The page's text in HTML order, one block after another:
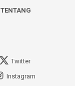
TENTANG
Twitter
Instagram